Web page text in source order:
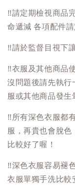
‼️請定期檢視商品
命遞減 各項配件
‼️請於監督目視下
‼️衣服及其他商品
沒問題後請先執行
服或其他商品發
‼️ 所有深色衣服都
服，再貴也會脫
比較好了喔！
‼️深色衣服容易褪
衣服單獨手洗比較